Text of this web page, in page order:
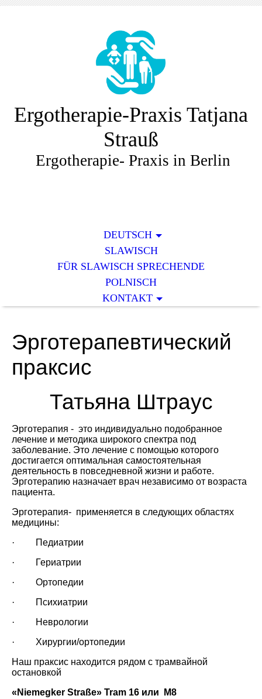
Ergotherapie-Praxis Tatjana
Strauß
Ergotherapie- Praxis in Berlin
DEUTSCH
SLAWISCH
FÜR SLAWISCH SPRECHENDE
POLNISCH
KONTAKT
Эрготерапевтический
праксис
Татьяна Штраус
Эрготерапия - это индивидуально подобранное
лечение и методика широкого спектра под
заболевание. Это лечение с помощью которого
достигается оптимальная самостоятельная
деятельность в повседневной жизни и работе.
Эрготерапию назначает врач независимо от возраста
пациента.
Эрготерапия- применяется в следующих областях
медицины:
·
Педиатрии
·
Гериатрии
· Ортопедии
·
Психиатрии
·
Неврологии
· Хирургии/ортопедии
Наш праксис находится рядом с трамвайной
остановкой
« Niemegker Straße» Tram 16 или M8